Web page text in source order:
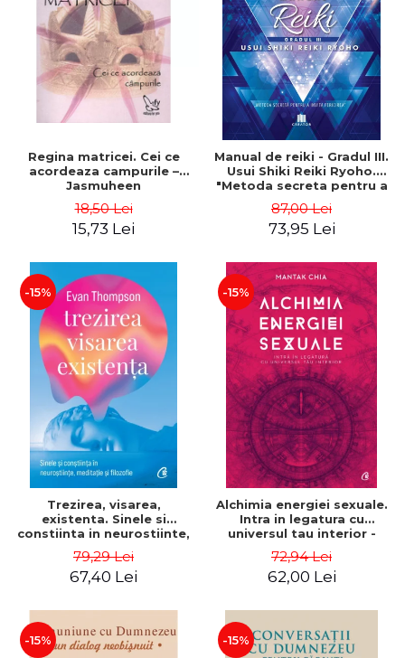
ADMINISTRATIVE
ȘTIINȚE ECONOMICE
ȘTIINȚE EXACTE
EDUCAȚIE FIZICĂ ȘI SPORT
PREUNIVERSITARIA
TIMP LIBER
ÎN CURS DE APARIȚIE
NOUTĂȚI
PACHETE DE STUDIU
PROMOȚIILE LUNII
ULTIMELE EXEMPLARE
Cum Cumpăr
Livrare
Politica de Retur
Formular de Retur
Distribuitori
Regina matricei. Cei ce
acordeaza campurile –
Jasmuheen
18,50 Lei
15,73 Lei
Manual de reiki - Gradul III.
Usui Shiki Reiki Ryoho.
"Metoda secreta pentru a
Mocanu
87,00 Lei
73,95 Lei
-15%
Trezirea, visarea,
existenta. Sinele si
constiinta in neurostiinte,
Thompson
79,29 Lei
67,40 Lei
-15%
Alchimia energiei sexuale.
Intra in legatura cu
universul tau interior -
72,94 Lei
62,00 Lei
-15% -15%